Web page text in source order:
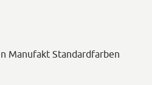
Manufakt Standardfarben